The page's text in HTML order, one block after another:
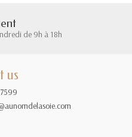
de 9h à 18h
us